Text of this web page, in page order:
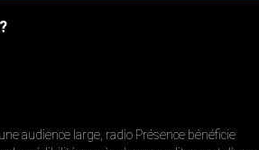
audience large, radio Présence bénéficie